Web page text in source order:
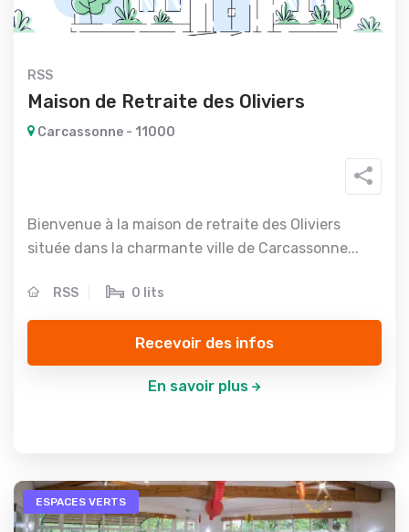
RSS
Maison de Retraite des Oliviers
Carcassonne - 11000
Bienvenue à la maison de retraite des Oliviers
située dans la charmante ville de Carcassonne...
RSS 0 lits
Recevoir des infos
En savoir plus
ESPACES VERTS